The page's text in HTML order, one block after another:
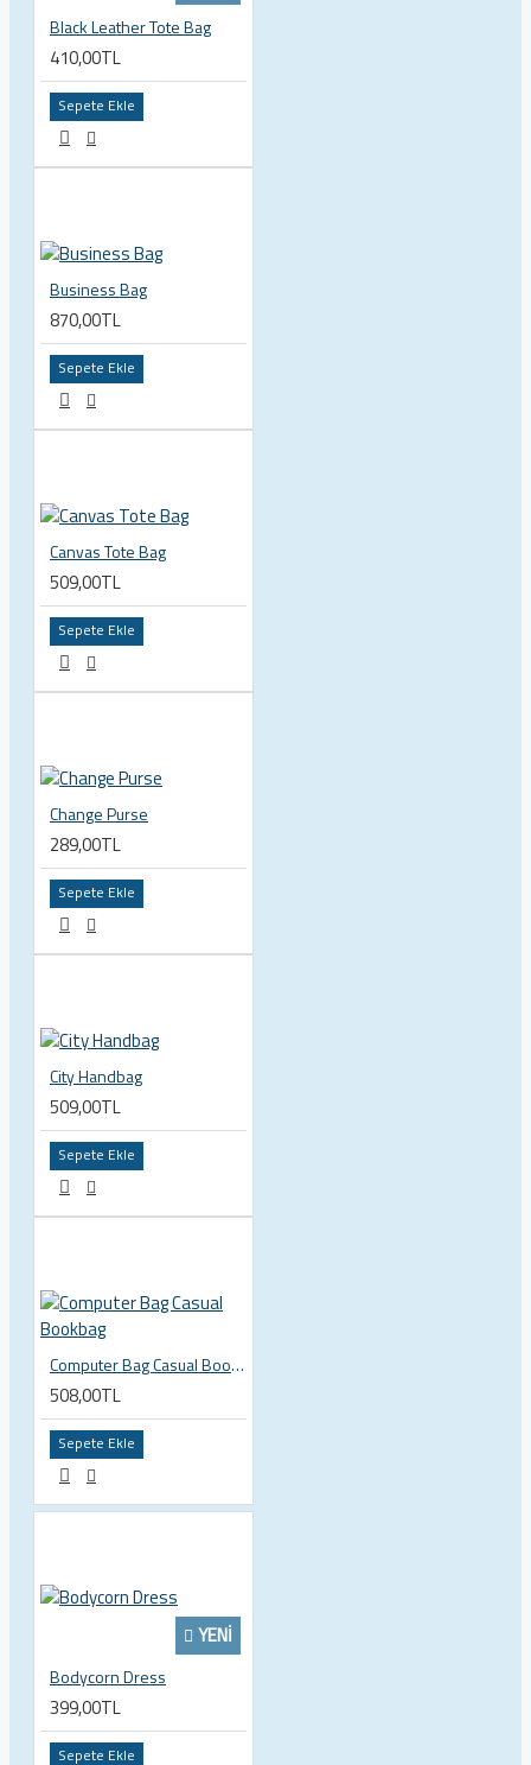
Black Leather Tote Bag
410,00TL
Sepete Ekle
Business Bag
870,00TL
Sepete Ekle
Canvas Tote Bag
509,00TL
Sepete Ekle
Change Purse
289,00TL
Sepete Ekle
City Handbag
509,00TL
Sepete Ekle
Computer Bag Casual Bookbag
508,00TL
Sepete Ekle
YENI
Bodycorn Dress
399,00TL
Sepete Ekle